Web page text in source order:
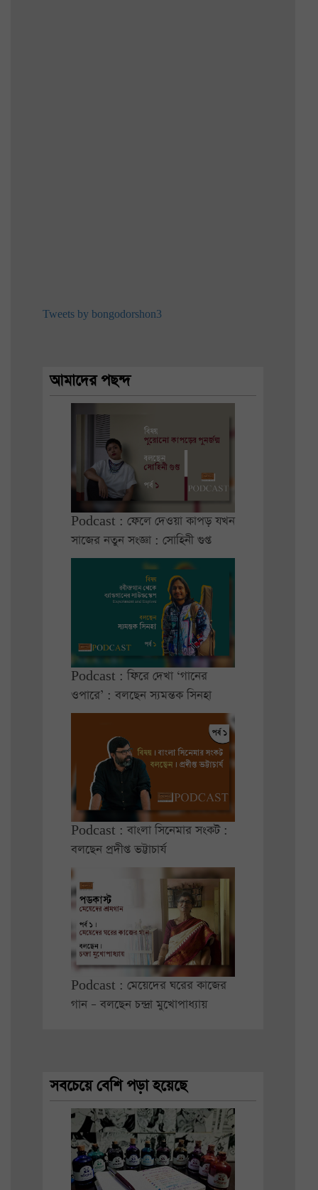
Tweets by bongodorshon3
আমাদের পছন্দ
Podcast : ফেলে দেওয়া কাপড় যখন
সাজের নতুন সংজ্ঞা : সোহিনী গুপ্ত
Podcast : ফিরে দেখা ‘গানের
ওপারে’ : বলছেন স্যমন্তক সিনহা
Podcast : বাংলা সিনেমার সংকট :
বলছেন প্রদীপ্ত ভট্টাচার্য
Podcast : মেয়েদের ঘরের কাজের
গান – বলছেন চন্দ্রা মুখোপাধ্যায়
সবচেয়ে বেশি পড়া হয়েছে